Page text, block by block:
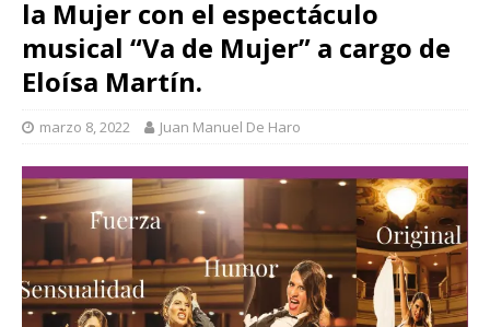
la Mujer con el espectáculo
musical “Va de Mujer” a cargo de
Eloísa Martín.
marzo 8, 2022 Juan Manuel De Haro